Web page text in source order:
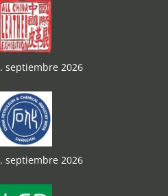
septiembre 2026
septiembre 2026